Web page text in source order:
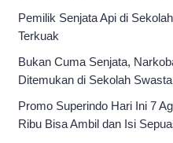
Pemilik Senjata Api di
Terkuak
Bukan Cuma Senjata,
Ditemukan di Sekolah
Promo Superindo Hari Ini 7
Ribu Bisa Ambil dan Isi